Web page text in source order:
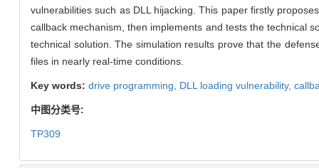
vulnerabilities such as DLL hijacking. This paper firstly
callback mechanism, then implements and tests the technical
technical solution. The simulation results prove that the
files in nearly real-time conditions.
Key words: drive programming, DLL loading vulnerability,
中图分类号:
TP309